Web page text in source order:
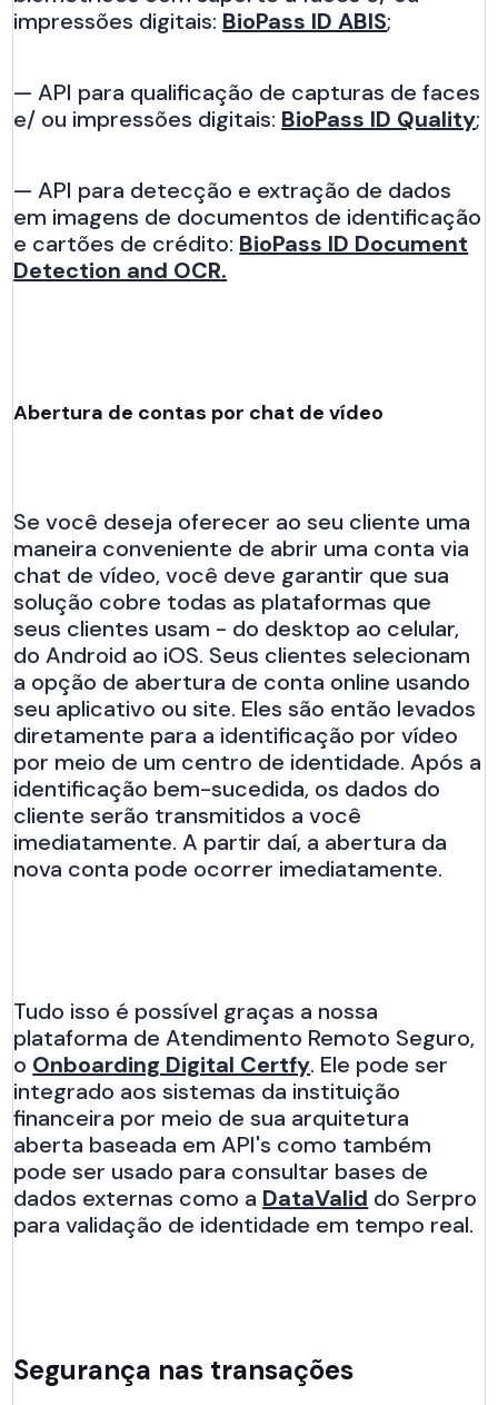
impressões digitais: BioPass ID ABIS;
— API para qualificação de capturas de faces
e/ ou impressões digitais: BioPass ID Quality;
— API para detecção e extração de dados
em imagens de documentos de identificação
e cartões de crédito: BioPass ID Document
Detection and OCR.
Abertura de contas por chat de vídeo
Se você deseja oferecer ao seu cliente uma
maneira conveniente de abrir uma conta via
chat de vídeo, você deve garantir que sua
solução cobre todas as plataformas que
seus clientes usam - do desktop ao celular,
do Android ao iOS. Seus clientes selecionam
a opção de abertura de conta online usando
seu aplicativo ou site. Eles são então levados
diretamente para a identificação por vídeo
por meio de um centro de identidade. Após a
identificação bem-sucedida, os dados do
cliente serão transmitidos a você
imediatamente. A partir daí, a abertura da
nova conta pode ocorrer imediatamente.
Tudo isso é possível graças a nossa
plataforma de Atendimento Remoto Seguro,
o Onboarding Digital Certfy. Ele pode ser
integrado aos sistemas da instituição
financeira por meio de sua arquitetura
aberta baseada em API's como também
pode ser usado para consultar bases de
dados externas como a DataValid do Serpro
para validação de identidade em tempo real.
Segurança nas transações